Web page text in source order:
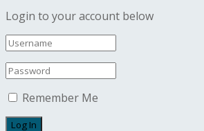
Login to your account below
Remember Me